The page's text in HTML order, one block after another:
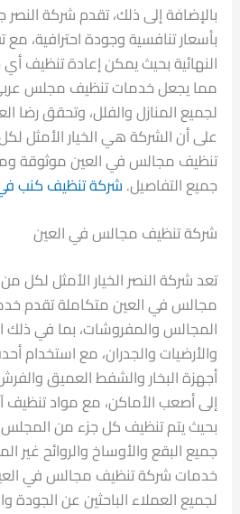
بالإضافة إلى ذلك، تقدم شركة
بأسعار تنافسية وجودة احترافية،
النهائية بحيث يمكن إعادة تنظيف أي
مما يجعل خدمات تنظيف مجلس
لجميع المنازل والفلل، وتحقق رضا
على أن الشركة هي الخيار الأمثل
تنظيف مجالس في العين موثوقة
جميع التفاصيل. شركة تنظيف كنب
شركة تنظيف مجالس في العين
تعد شركة النصر الخيار الأمثل
مجالس في العين متكاملة تقدم
المجالس والمفروشات، بما في ذلك
والأرضيات والجدران، مع استخدام
أجهزة البخار والشفط العميق
إلى أصعب الأماكن، مع مواد تنظيف
بحيث يتم تنظيف كل جزء من المجلس
جميع البقع والأوساخ والروائح غير
خدمات شركة تنظيف مجالس في
لجميع العملاء الباحثين عن الجودة